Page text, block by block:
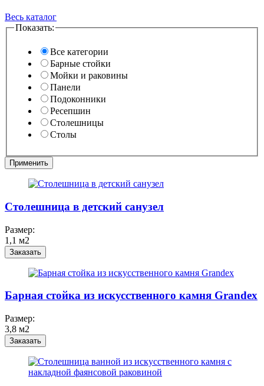
Весь каталог
Показать:
Все категории
Барные стойки
Мойки и раковины
Панели
Подоконники
Ресепшин
Столешницы
Столы
Столешница в детский санузел
Размер:
1,1 м2
Заказать
Барная стойка из искусственного камня Grandex
Размер:
3,8 м2
Заказать